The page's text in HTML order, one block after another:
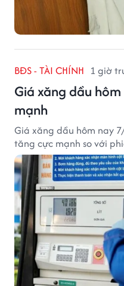
BĐS - TÀI CHÍNH 1 giờ
Giá xăng dầu
mạnh
Giá xăng dầu hôm nay
tăng cực mạnh so với